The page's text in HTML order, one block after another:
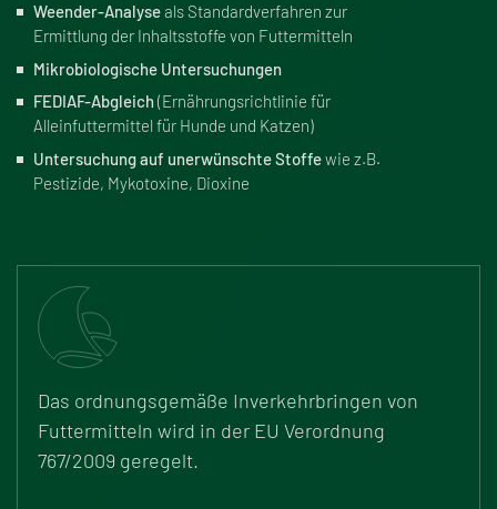
Weender-Analyseals Standardverfahren zur
Ermittlung der Inhaltsstoffe von Futtermitteln
Mikrobiologische Untersuchungen
FEDIAF-Abgleich(Ernährungsrichtlinie für
Alleinfuttermittel für Hunde und Katzen)
Untersuchung auf unerwünschte Stoffewie z.B.
Pestizide, Mykotoxine, Dioxine
Das ordnungsgemäße Inverkehrbringen von
Futtermitteln wird in der EU Verordnung
767/2009 geregelt.